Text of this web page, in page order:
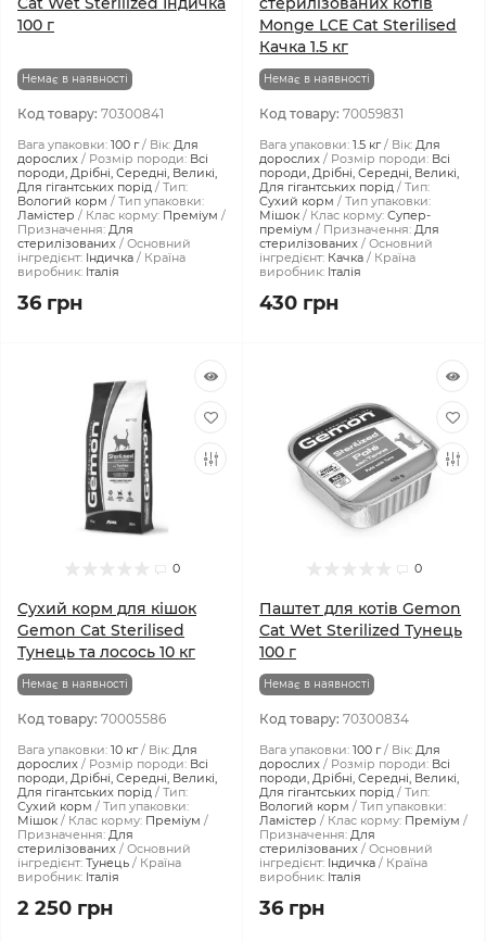
100 г
Немає в наявності
Код товару: 70300841
Вага упаковки: 100 г Вік: Для
дорослих
Розмір породи: Всі
породи, Дрібні, Середні, Великі,
Для гігантських порід
Тип:
Вологий корм
Тип упаковки:
Ламістер
Клас корму: Преміум
Призначення: Для
стерилізованих
Основний
інгредієнт: Індичка
Країна
виробник: Італія
36 грн
Monge LCE Cat Sterilised
Качка 1.5 кг
Немає в наявності
Код товару: 70059831
Вага упаковки: 1.5 кг Вік: Для
дорослих
Розмір породи: Всі
породи, Дрібні, Середні, Великі,
Для гігантських порід
Тип:
Сухий корм
Тип упаковки:
Мішок
Клас корму: Супер-
преміум
Призначення: Для
стерилізованих
Основний
інгредієнт: Качка
Країна
виробник: Італія
430 грн
0
Сухий корм для кішок
Gemon Cat Sterilised
Тунець та лосось 10 кг
Немає в наявності
Код товару: 70005586
Вага упаковки: 10 кг Вік: Для
дорослих
Розмір породи: Всі
породи, Дрібні, Середні, Великі,
Для гігантських порід
Тип:
Сухий корм
Тип упаковки:
Мішок
Клас корму: Преміум
Призначення: Для
стерилізованих
Основний
інгредієнт: Тунець
Країна
виробник: Італія
2 250 грн
0
Паштет для котів Gemon
Cat Wet Sterilized Тунeць
100 г
Немає в наявності
Код товару: 70300834
Вага упаковки: 100 г Вік: Для
дорослих
Розмір породи: Всі
породи, Дрібні, Середні, Великі,
Для гігантських порід
Тип:
Вологий корм
Тип упаковки:
Ламістер
Клас корму: Преміум
Призначення: Для
стерилізованих
Основний
інгредієнт: Індичка
Країна
виробник: Італія
36 грн